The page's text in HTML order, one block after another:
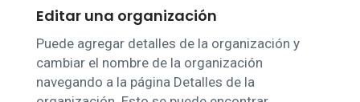
Editar una organización
Puede agregar detalles de la organización y
cambiar el nombre de la organización
navegando a la página Detalles de la